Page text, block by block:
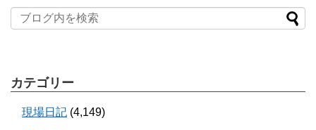
カテゴリー
現場日記 (4,149)